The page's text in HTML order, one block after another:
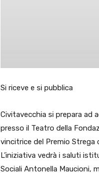
Si riceve e si pubblica
Civitavecchia si prepara ad
presso il Teatro della
vincitrice del Premio Strega
L’iniziativa vedrà i saluti
Sociali Antonella Maucioni,